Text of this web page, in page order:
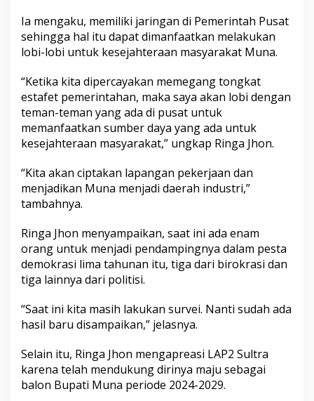
Ia mengaku, memiliki jaringan di Pemerintah Pusat
sehingga hal itu dapat dimanfaatkan melakukan
lobi-lobi untuk kesejahteraan masyarakat Muna.
“Ketika kita dipercayakan memegang tongkat
estafet pemerintahan, maka saya akan lobi dengan
teman-teman yang ada di pusat untuk
memanfaatkan sumber daya yang ada untuk
kesejahteraan masyarakat,” ungkap Ringa Jhon.
“Kita akan ciptakan lapangan pekerjaan dan
menjadikan Muna menjadi daerah industri,”
tambahnya.
Ringa Jhon menyampaikan, saat ini ada enam
orang untuk menjadi pendampingnya dalam pesta
demokrasi lima tahunan itu, tiga dari birokrasi dan
tiga lainnya dari politisi.
“Saat ini kita masih lakukan survei. Nanti sudah ada
hasil baru disampaikan,” jelasnya.
Selain itu, Ringa Jhon mengapreasi LAP2 Sultra
karena telah mendukung dirinya maju sebagai
balon Bupati Muna periode 2024-2029.